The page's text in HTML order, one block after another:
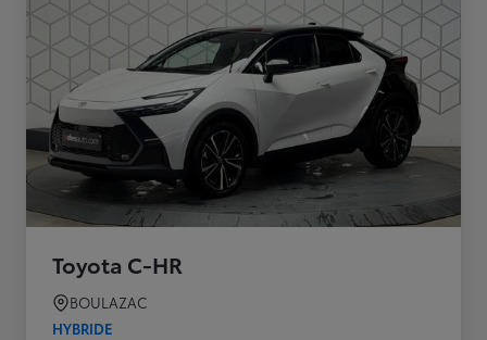
Toyota C-HR
BOULAZAC
HYBRIDE